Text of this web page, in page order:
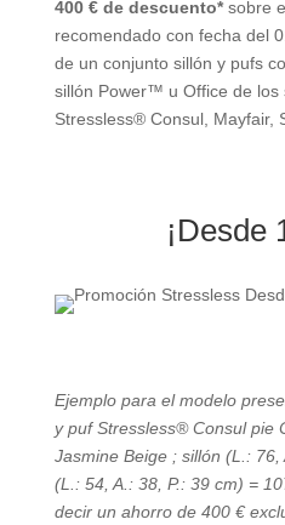
400 € de descuento*sobre
recomendado con fecha del
de un conjunto sillón y pufs
sillón Power™ u Office de los
Stressless® Consul, Mayfair,
¡Desde
Ejemplo para el modelo
y puf Stressless® Consul pie
Jasmine Beige ; sillón (L.:
(L.: 54, A.: 38, P.: 39 cm) =
decir un ahorro de 400 €